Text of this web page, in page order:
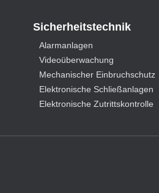
Sicherheitstechnik
Alarmanlagen
Videoüberwachung
Mechanischer Einbruchschutz
Elektronische Schließanlagen
Elektronische Zutrittskontrolle